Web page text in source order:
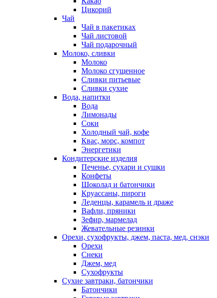
Цикорий
Чай
Чай в пакетиках
Чай листовой
Чай подарочный
Молоко, сливки
Молоко
Молоко сгущенное
Сливки питьевые
Сливки сухие
Вода, напитки
Вода
Лимонады
Соки
Холодный чай, кофе
Квас, морс, компот
Энергетики
Кондитерские изделия
Печенье, сухари и сушки
Конфеты
Шоколад и батончики
Круассаны, пироги
Леденцы, карамель и драже
Вафли, пряники
Зефир, мармелад
Жевательные резинки
Орехи, сухофрукты, джем, паста, мед, снэки
Орехи
Снеки
Джем, мед
Сухофрукты
Сухие завтраки, батончики
Батончики